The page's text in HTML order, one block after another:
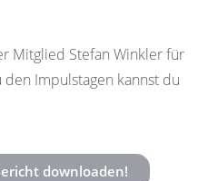
Mitglied Stefan Winkler für
Impulstagen kannst du
downloaden!